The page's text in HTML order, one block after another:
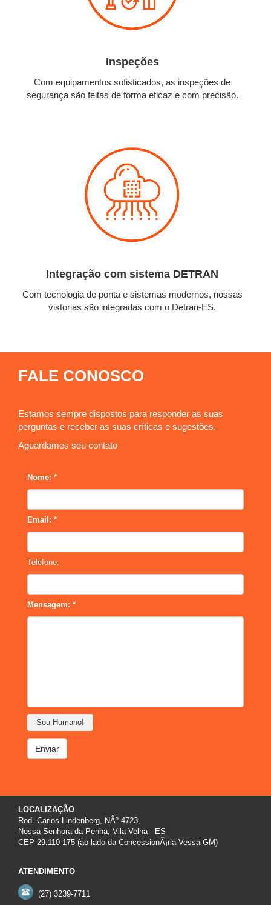
Inspeções
Com equipamentos sofisticados, as inspeções de
segurança são feitas de forma eficaz e com precisão.
Integração com sistema DETRAN
Com tecnologia de ponta e sistemas modernos, nossas
vistorias são integradas com o Detran-ES.
FALE CONOSCO
Estamos sempre dispostos para responder as suas
perguntas e receber as suas críticas e sugestões.
Aguardamos seu contato
Nome: *
Email: *
Telefone:
Mensagem: *
Sou Humano!
Enviar
LOCALIZAÇÃO
Rod. Carlos Lindenberg, NÂº 4723,
Nossa Senhora da Penha, Vila Velha - ES
CEP 29.110-175 (ao lado da ConcessionÃ¡ria Vessa GM)
ATENDIMENTO
(27) 3239-7711